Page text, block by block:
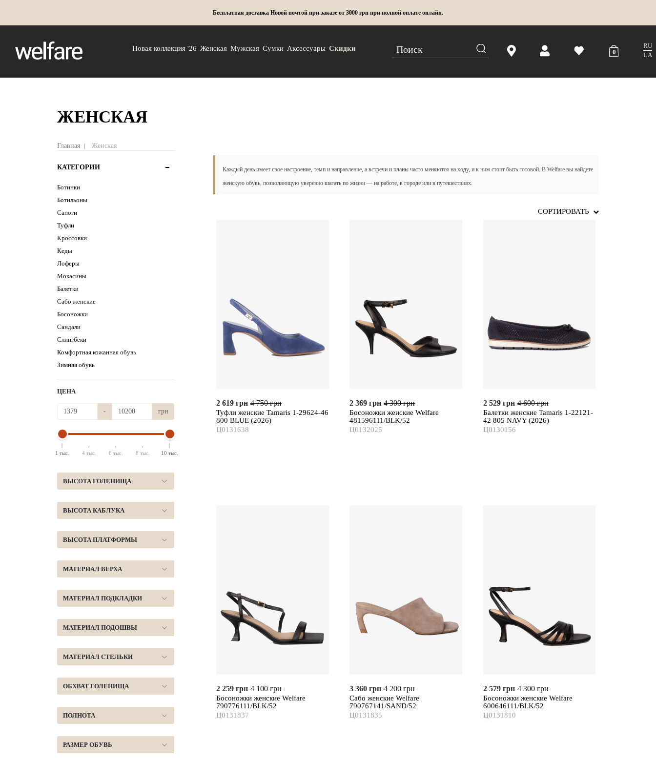
Бесплатная доставка Новой почтой при заказе от 3000 грн при полной оплате онлайн.
Новая коллекция '26 Женская Мужская Сумки Аксессуары Скидки 0
RU
UA
ЖЕНСКАЯ
Главная Женская
КАТЕГОРИИ
Ботинки
Ботильоны
Сапоги
Туфли
Кроссовки
Кеды
Лоферы
Мокасины
Балетки
Сабо женские
Босоножки
Сандали
Слингбеки
Комфортная кожанная обувь
Зимняя обувь
ЦЕНА
- грн
1 тыс. 4 тыс. 6 тыс. 8 тыс. 10 тыс.
ВЫСОТА ГОЛЕНИЩА
ВЫСОТА КАБЛУКА
ВЫСОТА ПЛАТФОРМЫ
МАТЕРИАЛ ВЕРХА
МАТЕРИАЛ ПОДКЛАДКИ
МАТЕРИАЛ ПОДОШВЫ
МАТЕРИАЛ СТЕЛЬКИ
ОБХВАТ ГОЛЕНИЩА
ПОЛНОТА
РАЗМЕР ОБУВЬ
Каждый день имеет свое настроение, темп и направление, а встречи и планы часто меняются на ходу, и к ним стоит быть готовой. В Welfare вы найдете
женскую обувь, позволяющую уверенно шагать по жизни — на работе, в городе или в путешествиях.
СОРТИРОВАТЬ
2 619 грн 4 750 грн
Туфли женские Tamaris 1-29624-46
800 BLUE (2026)
Ц0131638
2 369 грн 4 300 грн
Босоножки женские Welfare
481596111/BLK/52
Ц0132025
2 529 грн 4 600 грн
Балетки женские Tamaris 1-22121-
42 805 NAVY (2026)
Ц0130156
2 259 грн 4 100 грн
Босоножки женские Welfare
790776111/BLK/52
Ц0131837
3 360 грн 4 200 грн
Сабо женские Welfare
790767141/SAND/52
Ц0131835
2 579 грн 4 300 грн
Босоножки женские Welfare
600646111/BLK/52
Ц0131810